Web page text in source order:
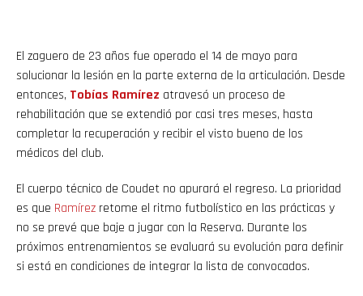
El zaguero de 23 años fue operado el 14 de mayo para
solucionar la lesión en la parte externa de la articulación. Desde
entonces, Tobías Ramírez atravesó un proceso de
rehabilitación que se extendió por casi tres meses, hasta
completar la recuperación y recibir el visto bueno de los
médicos del club.
El cuerpo técnico de Coudet no apurará el regreso. La prioridad
es que Ramírez retome el ritmo futbolístico en las prácticas y
no se prevé que baje a jugar con la Reserva. Durante los
próximos entrenamientos se evaluará su evolución para definir
si está en condiciones de integrar la lista de convocados.